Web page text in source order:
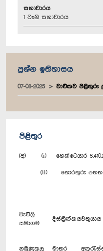
සභාවාරය
1 වැනි සභාවාරය
ප්‍රශ්න ඉතිහාසය
07-08-2025 වාචිකව පිළිතුරු
පිළිතුර
(අ) (i) හෙක්ටෙයාර
(ii) තොරතුරු පහත
වැවිලි
සමාගම
දිස්ත්‍රික්කයවතුයාය
නමුණුකුල මාතර